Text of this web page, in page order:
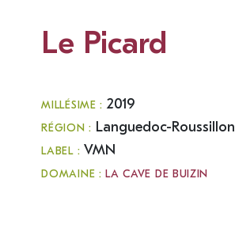
Le Picard
MILLÉSIME : 2019
RÉGION : Languedoc-Roussillon
LABEL : VMN
DOMAINE :LA CAVE DE BUIZIN